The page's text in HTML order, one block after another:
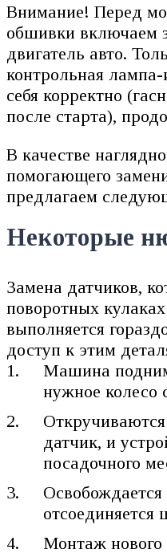
Внимание! Перед
обшивки включаем
двигатель авто.
контрольная
себя корректно
после старта),
В качестве
помогающего
предлагаем
Некоторые
Замена датчиков,
поворотных
выполняется
доступ к этим
Машина
нужное колесо
датчик, и
посадочного
отсоединяется
Монтаж нового